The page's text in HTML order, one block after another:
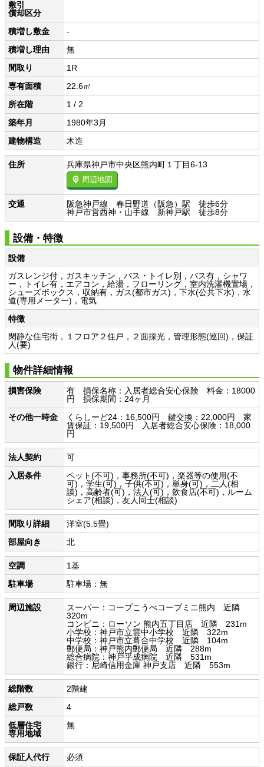
敷引
償却区分
積増し敷金
-
積増し理由
無
間取り
1R
専有面積
22.6㎡
所在階
1 / 2
築年月
1980年3月
建物構造
木造
住所 兵庫県神戸市中央区熊内町１丁目6-13
周辺地図
交通
阪急神戸線 春日野道（阪急）駅 徒歩6分
神戸市営西神・山手線 新神戸駅 徒歩8分
設備・特徴
設備
ガスレンジ付，ガスキッチン，バス・トイレ別，バス有，シャワ
ー，トイレ有，エアコン，給湯，フローリング，室内洗濯機置場，
シューズボックス，収納有，ガス(都市ガス)，下水(公共下水)，水
道(専用メーター)，電気
特徴
閑静な住宅街，１フロア２住戸，２面採光，管理形態(巡回)，保証
人(要)
物件詳細情報
損害保険
有 損保名称：入居者総合安心保険 料金：18000
円 損保期間：24ヶ月
その他一時金
くらしーど24：16,500円 鍵交換：22,000円 家
賃保証：19,500円 入居者総合安心保険：18,000
円
法人契約
可
入居条件
ペット(不可)，事務所(不可)，楽器等の使用(不
可)，学生(可)，子供(不可)，単身(可)，二人(相
談)，高齢者(可)，法人(可)，飲食店(不可)，ルーム
シェア(相談)，友人同士(相談)
間取り詳細
洋室(5.5畳)
部屋向き
北
空調
1基
駐車場
駐車場：無
周辺施設
スーパー：コープこうべコープミニ熊内 近隣
320m
コンビニ：ローソン 熊内五丁目店 近隣 231m
小学校：神戸市立雲中小学校 近隣 322m
中学校：神戸市立葺合中学校 近隣 104m
郵便局：神戸熊内郵便局 近隣 288m
総合病院：神戸平成病院 近隣 531m
銀行：尼崎信用金庫 神戸支店 近隣 553m
総階数
2階建
総戸数
4
低層住宅
専用地域
無
保証人代行
必須